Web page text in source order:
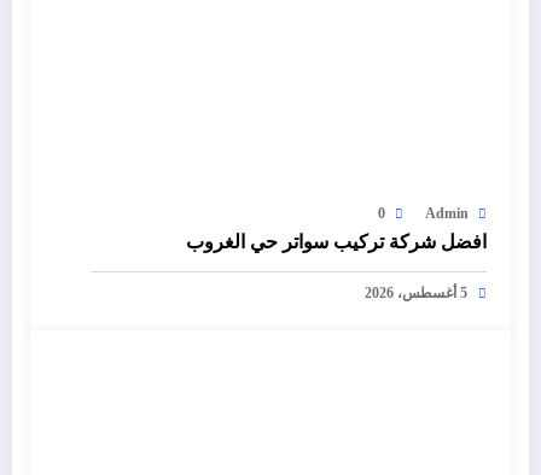
Admin
0
افضل شركة تركيب سواتر حي الغروب
5 أغسطس، 2026